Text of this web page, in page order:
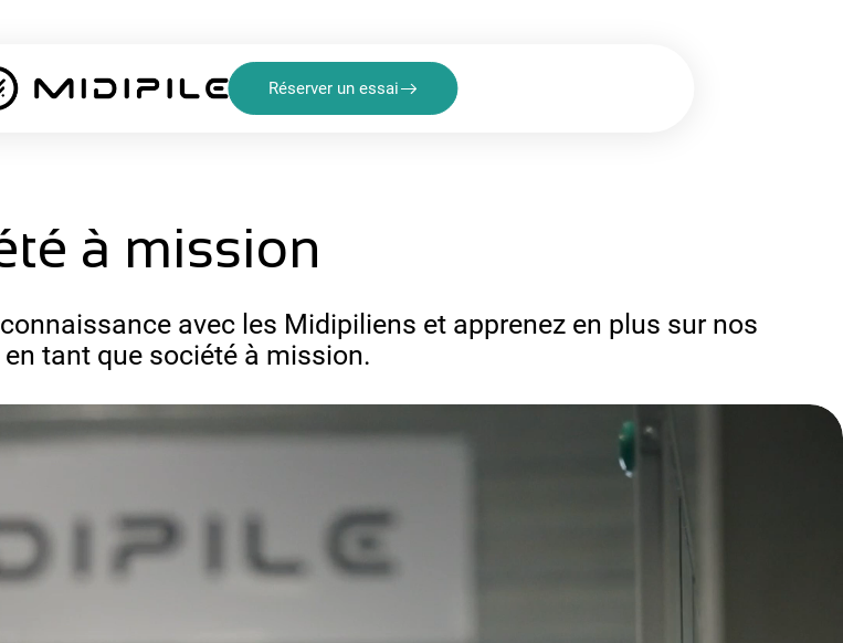
Réserver un essai
à mission
avec les Midipiliens et apprenez en plus sur nos
tant que société à mission.